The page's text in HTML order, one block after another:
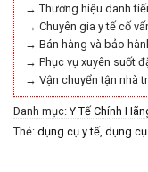
→ Thương hiệu danh
→ Chuyên gia y tế cố
→ Bán hàng và bảo
→ Phục vụ xuyên suốt
→ Vận chuyển tận nhà
Danh mục: Y Tế Chính
Thẻ: dụng cụ y tế, dụng